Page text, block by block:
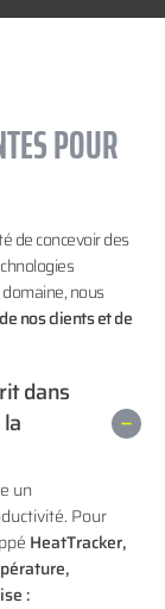
POUR
de concevoir des
nous
nos clients et de
dans
un
Pour
HeatTracker,
: